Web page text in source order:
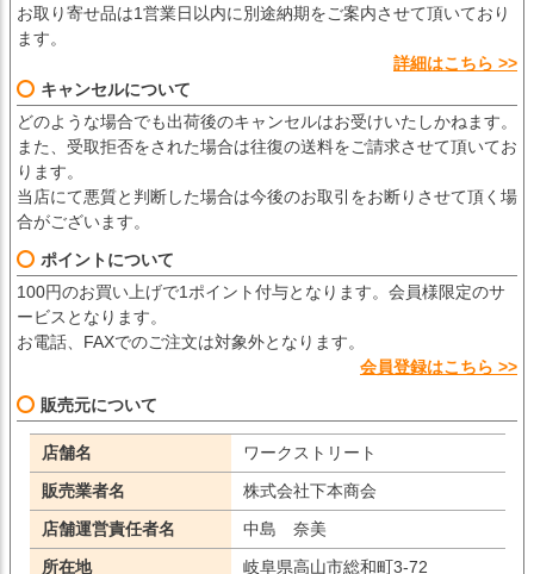
お取り寄せ品は1営業日以内に別途納期をご案内させて頂いており
ます。
詳細はこちら >>
キャンセルについて
どのような場合でも出荷後のキャンセルはお受けいたしかねます。
また、受取拒否をされた場合は往復の送料をご請求させて頂いてお
ります。
当店にて悪質と判断した場合は今後のお取引をお断りさせて頂く場
合がございます。
ポイントについて
100円のお買い上げで1ポイント付与となります。会員様限定のサ
ービスとなります。
お電話、FAXでのご注文は対象外となります。
会員登録はこちら >>
販売元について
店舗名
ワークストリート
販売業者名
株式会社下本商会
店舗運営責任者名
中島 奈美
所在地
岐阜県高山市総和町3-72